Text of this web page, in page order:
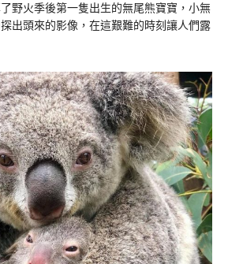
野火季後第一隻出生的無尾熊寶寶，小無
出頭來的影像，在這艱難的時刻讓人們露